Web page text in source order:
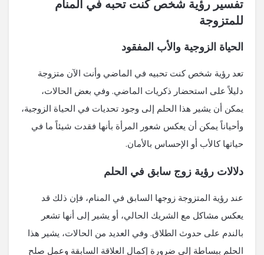
تفسير رؤية شخص كنت تحبه في المنام
للمتزوجة
الحياة الزوجية والأب المفقود
تعد رؤية شخص كنت تحبيه في الماضي وأنت الآن متزوجة
دليلاً على استحضار ذكريات الماضي. وفي بعض الحالات،
يمكن أن يشير هذا الحلم إلى وجود تحديات في الحياة الزوجية،
وأحياناً يمكن أن يعكس شعور المرأة بأنها فقدت شيئاً ما في
حياتها كالأب أو الإحساس بالأمان.
دلالات رؤية زوج سابق في الحلم
عند رؤية المتزوجة زوجها السابق في المنام، فإن ذلك قد
يعكس مشاكل مع الشريك الحالي، أو يشير إلى أنها تشعر
بالندم على حدوث الطلاق. وفي العديد من الحالات، يشير هذا
الحلم ببساطة إلى ضرورة إكمال العلاقة السابقة وعمل صلح